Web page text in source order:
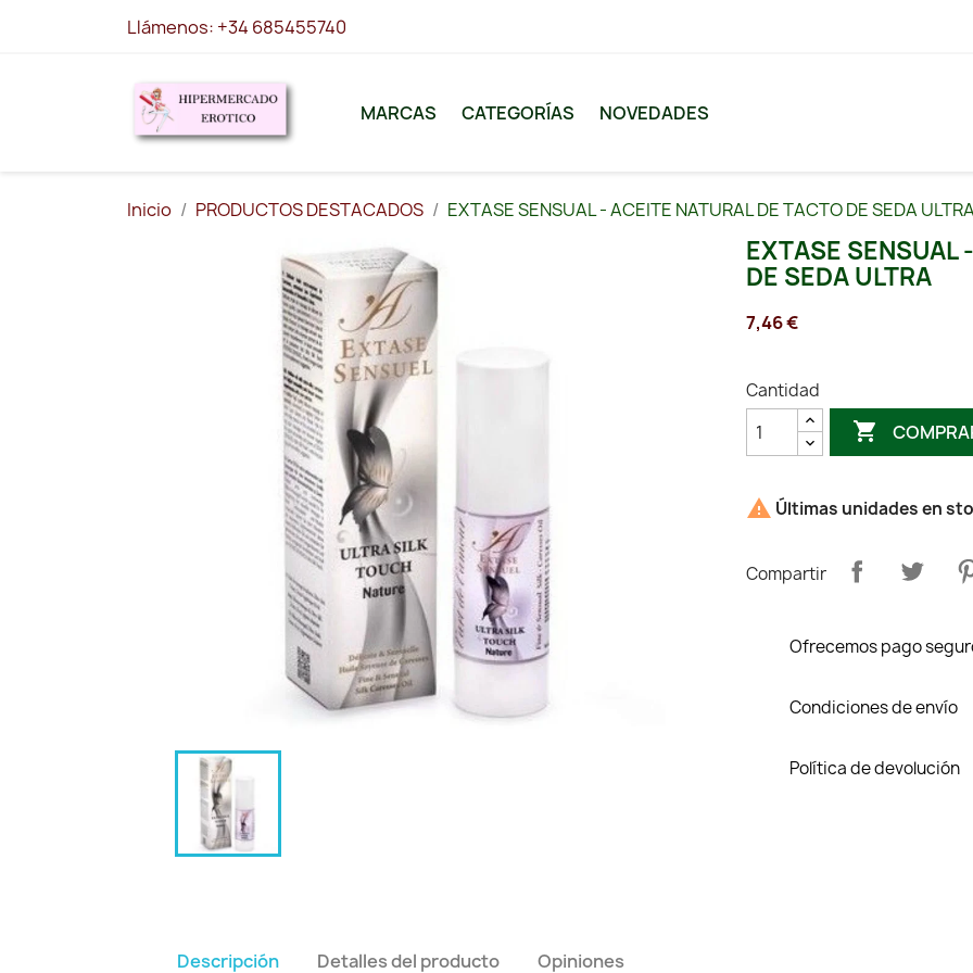
Llámenos: +34 685455740
MARCAS CATEGORÍAS NOVEDADES
Inicio PRODUCTOS DESTACADOS EXTASE SENSUAL - ACEITE NATURAL DE TACTO DE SEDA ULTRA
EXTASE SENSUAL
DE SEDA ULTRA
7,46 €
Cantidad

 Últimas unidades en
Compartir
Ofrecemos pago
Condiciones de envío
Política de devolución
Descripción Detalles del producto Opiniones